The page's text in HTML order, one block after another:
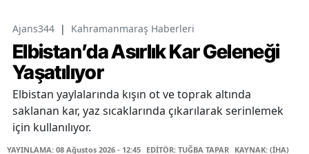
Ajans344 | Kahramanmaraş Haberleri
Elbistan’da Asırlık Kar Geleneği
Yaşatılıyor
Elbistan yaylalarında kışın ot ve toprak altında
saklanan kar, yaz sıcaklarında çıkarılarak serinlemek
için kullanılıyor.
YAYINLAMA: 08 Ağustos 2026 - 12:45 EDİTÖR: TUĞBA TAPAR KAYNAK: (İHA)